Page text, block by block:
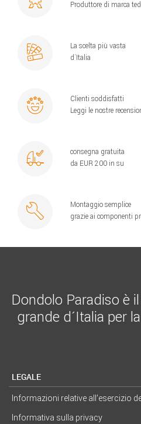
Produttore di marca
La scelta più vasta
d´Italia
Clienti soddisfatti
Leggi le nostre
consegna gratuita
da EUR 200 in su
Montaggio semplice
grazie ai componenti
Dondolo Paradiso è
grande d´Italia per
LEGALE
Informazioni relative all’esercizio
Informativa sulla privacy